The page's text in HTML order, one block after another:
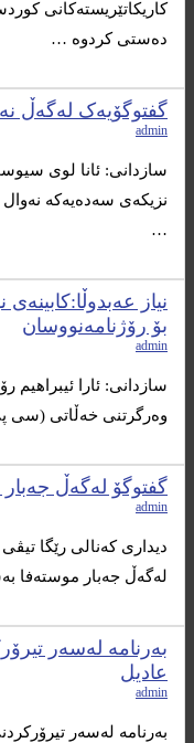
کاریکاتێریسته‌کانی
ده‌ستی کردوه‌ …
گفتوگۆیەک لەگەڵ
admin
سازدانی: ئانا لوی
نزیکەی سەدەیەکە
…
نیاز
بۆ رۆژنامەنووسان
admin
سازدانی: ئارا ئیبراهیم
وەرگرتنی خەڵاتی (سی
گفتوگۆ لەگەڵ
admin
دیداری كه‌نالی رێگا
لەگەڵ جەبار موستەفا
بەرنامە لەسەر
عادیل
admin
بەرنامە لەسەر